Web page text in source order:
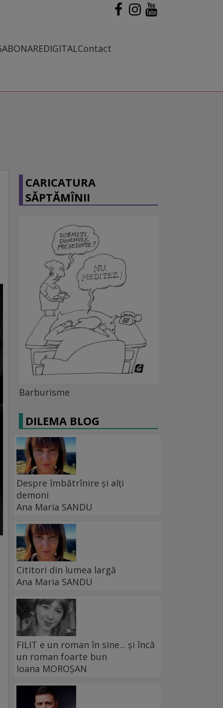
ABONAREDIGITALContact
CARICATURA
SĂPTĂMÎNII
Barburisme
DILEMA BLOG
Despre îmbătrînire și alți
demoni
Ana Maria SANDU
Cititori din lumea largă
Ana Maria SANDU
FILIT e un roman în sine... și încă
un roman foarte bun
Ioana MOROȘAN